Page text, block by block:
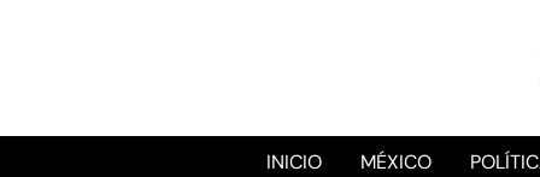
INICIO MÉXICO